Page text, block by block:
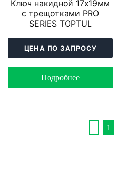
Ключ накидной 17х19мм
с трещотками PRO
SERIES TOPTUL
ЦЕНА ПО ЗАПРОСУ
Подробнее
1